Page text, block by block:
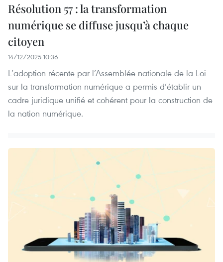
Résolution 57 : la transformation
numérique se diffuse jusqu’à chaque
citoyen
14/12/2025 10:36
L’adoption récente par l’Assemblée nationale de la Loi
sur la transformation numérique a permis d’établir un
cadre juridique unifié et cohérent pour la construction de
la nation numérique.